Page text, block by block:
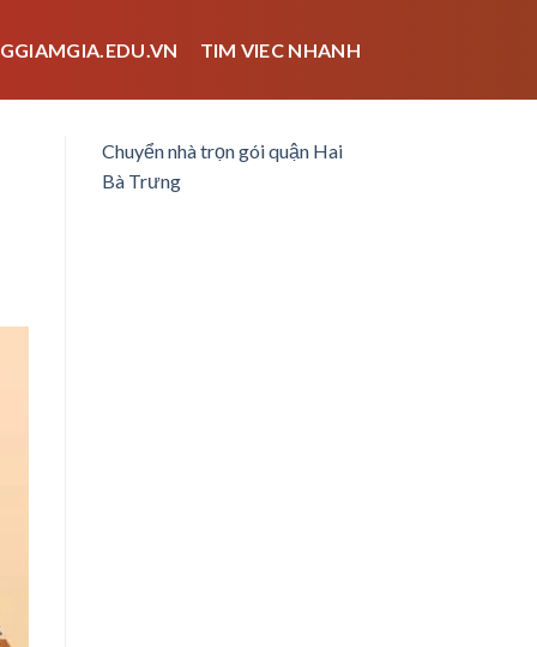
TIM VIEC NHANH
Chuyển nhà trọn gói quận Hai
Bà Trưng